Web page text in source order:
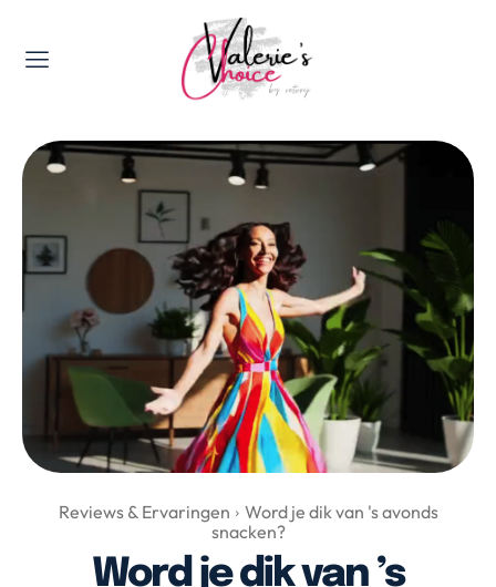
Valerie's Topics
Travel & Culture
Food & Drinks
Happyness & Opmerkelijk
Lifestyle, Sport & Duurzaamheid
Gadgets & Tech
Top 5 van Valerie
Health & Beauty
Huis & Tuin
Nieuws & Media
Over Valerie
Over Valerie
Reviews & Ervaringen
Word je dik van 's avonds
snacken?
Word je dik van ’s